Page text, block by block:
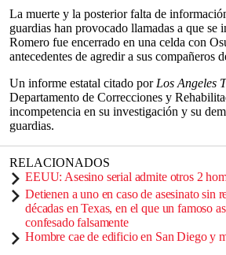
seconds
La muerte y la posterior falta de
guardias han provocado llamadas a que se
Romero fue encerrado en una celda con
antecedentes de agredir a sus compañeros
Un informe estatal citado por Los Angeles
Departamento de Correcciones y
incompetencia en su investigación y su
guardias.
RELACIONADOS
EEUU: Asesino serial admite otros 2
Detienen a uno en caso de asesinato sin
décadas en Texas, en el que un famoso
confesado falsamente
Hombre cae de edificio en San Diego y